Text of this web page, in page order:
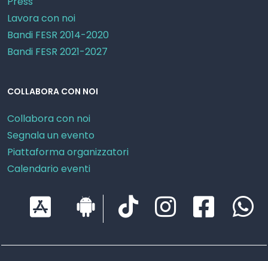
Lavora con noi
Bandi FESR 2014-2020
Bandi FESR 2021-2027
COLLABORA CON NOI
Collabora con noi
Segnala un evento
Piattaforma organizzatori
Calendario eventi